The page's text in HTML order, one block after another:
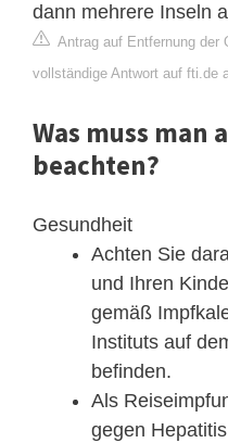
dann mehrere Inseln
Antrag auf Entfernung der
vollständige Antwort auf fti.de
Was muss man
beachten?
Gesundheit
Achten Sie
und Ihren
gemäß
Instituts auf
befinden.
Als
gegen